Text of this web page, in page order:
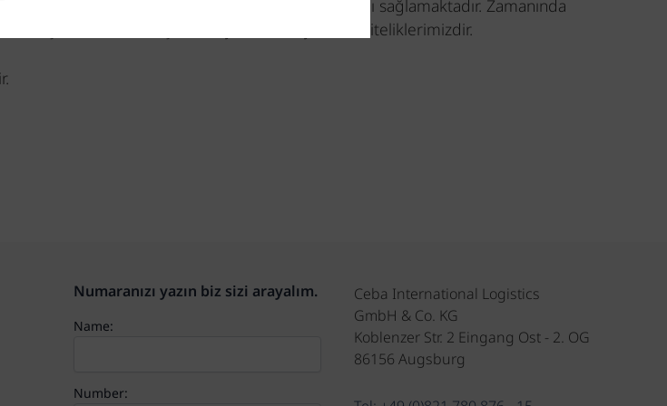
hizmet alanında güvenilir bir iş partneri olmasını sağlamaktadır. Zamanında
müşterilerimize karşı belirleyici ve fark yaratan niteliklerimizdir.
Numaranızı yazın biz sizi arayalım.
Name:
Number:
Ceba International Logistics
GmbH & Co. KG
Koblenzer Str. 2 Eingang Ost - 2. OG
86156 Augsburg